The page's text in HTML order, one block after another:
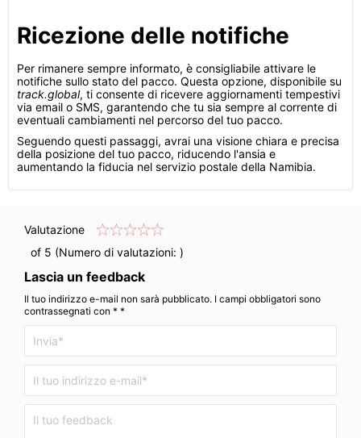
Ricezione delle notifiche
Per rimanere sempre informato, è consigliabile attivare le
notifiche sullo stato del pacco. Questa opzione, disponibile su
track.global, ti consente di ricevere aggiornamenti tempestivi
via email o SMS, garantendo che tu sia sempre al corrente di
eventuali cambiamenti nel percorso del tuo pacco.
Seguendo questi passaggi, avrai una visione chiara e precisa
della posizione del tuo pacco, riducendo l'ansia e
aumentando la fiducia nel servizio postale della Namibia.
Valutazione
of 5 (Numero di valutazioni: )
Lascia un feedback
Il tuo indirizzo e-mail non sarà pubblicato. I campi obbligatori sono
contrassegnati con * *